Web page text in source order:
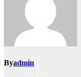
Byadmin